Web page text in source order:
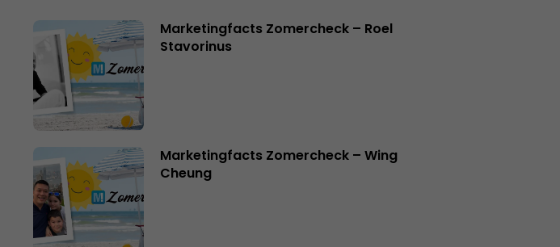
Marketingfacts Zomercheck – Roel
Stavorinus
Marketingfacts Zomercheck – Wing
Cheung